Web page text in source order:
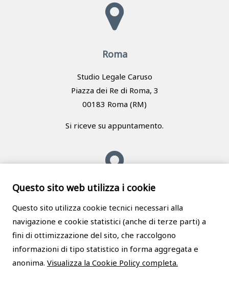
Roma
Studio Legale Caruso
Piazza dei Re di Roma, 3
00183 Roma (RM)
Si riceve su appuntamento.
Messina
Studio Legale Caruso
Via Giuseppe La Farina, 62
98123 Messina (ME)
Questo sito web utilizza i cookie
Questo sito utilizza cookie tecnici necessari alla
navigazione e cookie statistici (anche di terze parti) a
fini di ottimizzazione del sito, che raccolgono
informazioni di tipo statistico in forma aggregata e
anonima. Visualizza la Cookie Policy completa.